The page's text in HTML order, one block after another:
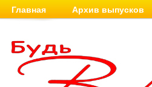
Главная Архив выпусков